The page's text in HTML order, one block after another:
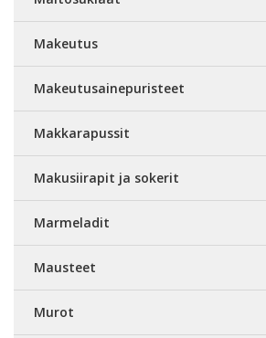
Makeutus
Makeutusainepuristeet
Makkarapussit
Makusiirapit ja sokerit
Marmeladit
Mausteet
Murot